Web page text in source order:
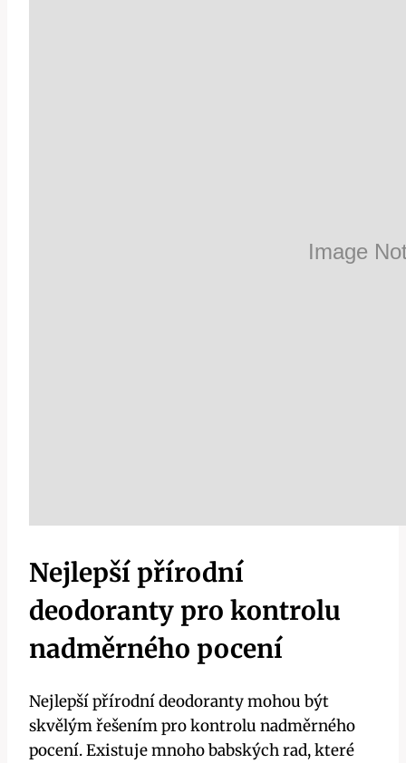
Nejlepší přírodní
deodoranty pro kontrolu
nadměrného pocení
Nejlepší přírodní deodoranty mohou být
skvělým řešením pro kontrolu nadměrného
pocení. Existuje mnoho babských rad, které